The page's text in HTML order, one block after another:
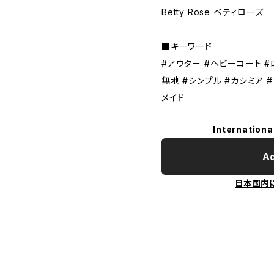
Betty Rose ベティローズ
■キーワード
#アウター #ヘビーコート #
無地 #シンプル #カシミア
メイド
日本国内